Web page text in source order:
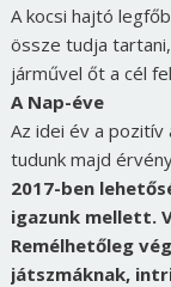
A kocsi hajtó
össze tudja
járművel őt a cél
A Nap-éve
Az idei év a pozitív
tudunk majd
2017-ben
igazunk mellett.
Remélhetőleg
játszmáknak,